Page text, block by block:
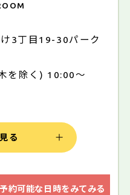
3丁目19-30パーク
を除く) 10:00～
る
予約可能な日時をみてみる